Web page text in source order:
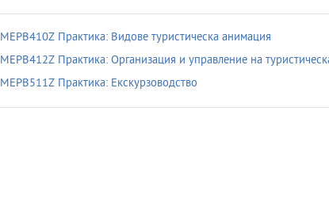
MEPB410Z Практика: Видове туристическа анимация
MEPB412Z Практика: Организация и управление на
MEPB511Z Практика: Екскурзоводство